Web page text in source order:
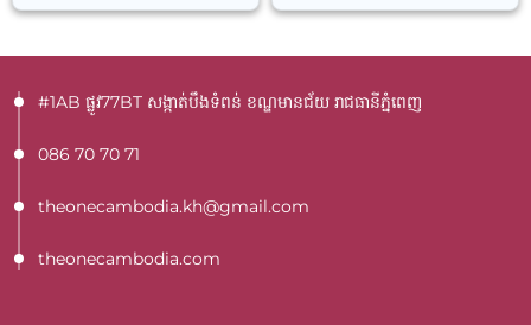
#1AB ផ្លូវ77BT​ សង្កាត់បឹងទំពន់ ខណ្ឌមានជ័យ រាជធានីភ្នំពេញ
086 70 70 71
theonecambodia.kh@gmail.com
theonecambodia.com